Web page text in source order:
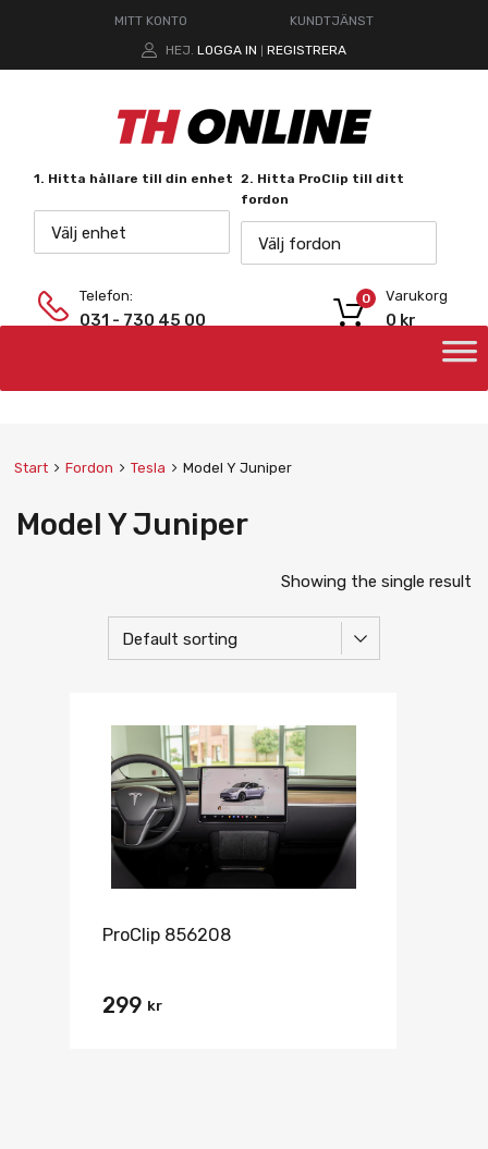
MITT KONTO
KUNDTJÄNST
HEJ. LOGGA IN REGISTRERA
1. Hitta hållare till din enhet
Välj enhet
2. Hitta ProClip till ditt
fordon
Välj fordon
Telefon:
031 - 730 45 00
Varukorg
0 kr
0
Start Fordon Tesla Model Y Juniper
Model Y Juniper
Showing the single result
ProClip 856208
299 kr